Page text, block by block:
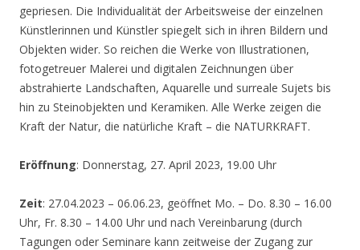
gepriesen. Die Individualität der Arbeitsweise der einzelnen
Künstlerinnen und Künstler spiegelt sich in ihren Bildern und
Objekten wider. So reichen die Werke von Illustrationen,
fotogetreuer Malerei und digitalen Zeichnungen über
abstrahierte Landschaften, Aquarelle und surreale Sujets bis
hin zu Steinobjekten und Keramiken. Alle Werke zeigen die
Kraft der Natur, die natürliche Kraft – die NATURKRAFT.
Eröffnung: Donnerstag, 27. April 2023, 19.00 Uhr
Zeit: 27.04.2023 – 06.06.23, geöffnet Mo. – Do. 8.30 – 16.00
Uhr, Fr. 8.30 – 14.00 Uhr und nach Vereinbarung (durch
Tagungen oder Seminare kann zeitweise der Zugang zur